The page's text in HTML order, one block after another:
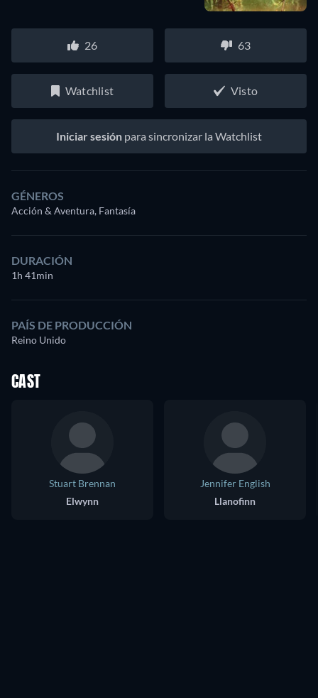
26 63
Watchlist Visto
Iniciar sesión para sincronizar la Watchlist
GÉNEROS
Acción & Aventura, Fantasía
DURACIÓN
1h 41min
PAÍS DE PRODUCCIÓN
Reino Unido
CAST
Stuart Brennan
Elwynn
Jennifer English
Llanofinn